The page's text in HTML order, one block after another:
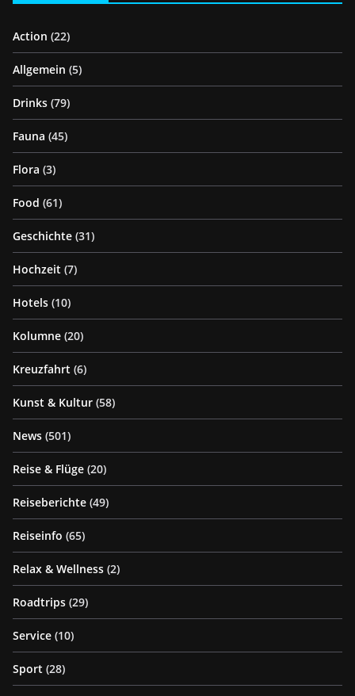
Action (22)
Allgemein (5)
Drinks (79)
Fauna (45)
Flora (3)
Food (61)
Geschichte (31)
Hochzeit (7)
Hotels (10)
Kolumne (20)
Kreuzfahrt (6)
Kunst & Kultur (58)
News (501)
Reise & Flüge (20)
Reiseberichte (49)
Reiseinfo (65)
Relax & Wellness (2)
Roadtrips (29)
Service (10)
Sport (28)